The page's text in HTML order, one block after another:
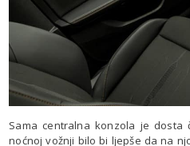
Sama centralna konzola je dosta
noćnoj vožnji bilo bi ljepše da na